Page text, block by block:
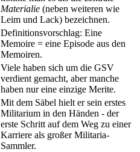
Materialie (neben weiteren wie
Leim und Lack) bezeichnen.
Definitionsvorschlag: Eine
Memoire = eine Episode aus den
Memoiren.
Viele haben sich um die GSV
verdient gemacht, aber manche
haben nur eine einzige Merite.
Mit dem Säbel hielt er sein erstes
Militarium in den Händen - der
erste Schritt auf dem Weg zu einer
Karriere als großer Militaria-
Sammler.